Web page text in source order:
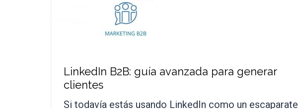
LinkedIn B2B: guía avanzada para generar
clientes
Si todavía estás usando LinkedIn como un escaparate